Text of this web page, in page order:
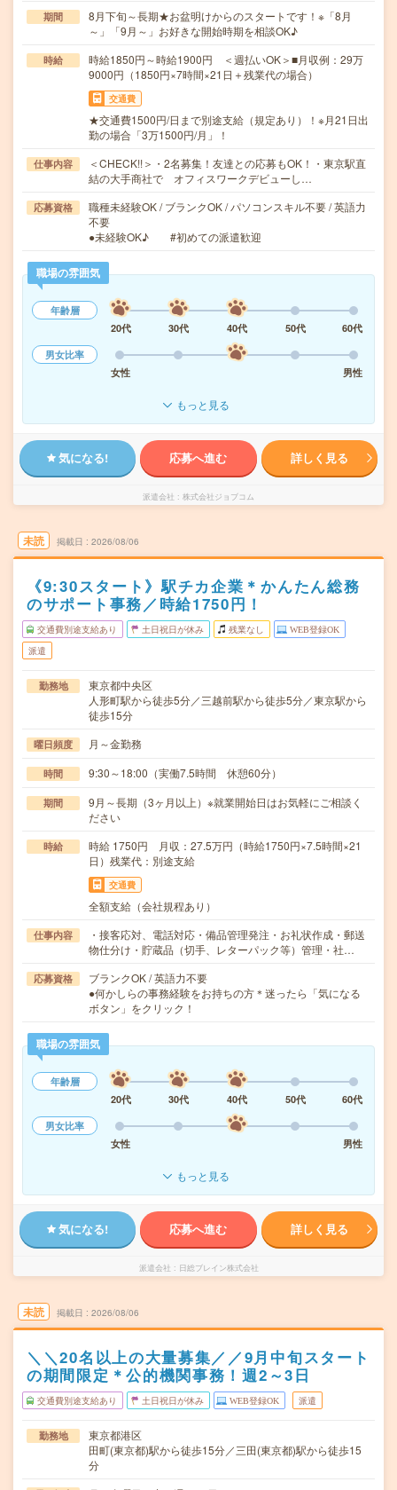
期間
8月下旬～長期★お盆明けからのスタートです！※「8月
～」「9月～」お好きな開始時期を相談OK♪
時給
時給1850円～時給1900円 ＜週払いOK＞■月収例：29万
9000円（1850円×7時間×21日＋残業代の場合）
交通費
★交通費1500円/日まで別途支給（規定あり）！※月21日出
勤の場合「3万1500円/月」！
仕事内容
＜CHECK!!＞・2名募集！友達との応募もOK！・東京駅直
結の大手商社で オフィスワークデビューし…
応募資格
職種未経験OK / ブランクOK / パソコンスキル不要 / 英語力
不要
●未経験OK♪ #初めての派遣歓迎
職場の雰囲気
年齢層
20代
30代 40代 50代
60代
男女比率
女性
男性
もっと見る
気になる! 応募へ進む 詳しく見る
派遣会社 株式会社ジョブコム
未読 掲載日 2026/08/06
《9:30スタート》駅チカ企業＊かんたん総務
のサポート事務／時給1750円！
交通費別途支給あり 土日祝日が休み 残業なし WEB登録OK
派遣
勤務地
東京都中央区
人形町駅から徒歩5分／三越前駅から徒歩5分／東京駅から
徒歩15分
曜日頻度 月～金勤務
時間 9:30～18:00（実働7.5時間 休憩60分）
期間
9月～長期（3ヶ月以上）※就業開始日はお気軽にご相談く
ださい
時給
時給 1750円 月収：27.5万円（時給1750円×7.5時間×21
日）残業代：別途支給
交通費
全額支給（会社規程あり）
仕事内容
・接客応対、電話対応・備品管理発注・お礼状作成・郵送
物仕分け・貯蔵品（切手、レターパック等）管理・社…
応募資格
ブランクOK / 英語力不要
●何かしらの事務経験をお持ちの方＊迷ったら「気になる
ボタン」をクリック！
職場の雰囲気
年齢層
20代
30代 40代 50代
60代
男女比率
女性
男性
もっと見る
気になる! 応募へ進む 詳しく見る
派遣会社 日総ブレイン株式会社
未読 掲載日 2026/08/06
＼＼20名以上の大量募集／／9月中旬スタート
の期間限定＊公的機関事務！週2～3日
交通費別途支給あり 土日祝日が休み WEB登録OK 派遣
勤務地
東京都港区
田町(東京都)駅から徒歩15分／三田(東京都)駅から徒歩15
分